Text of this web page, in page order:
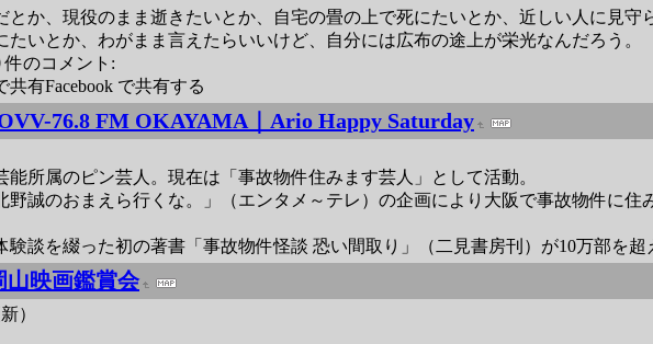
とか、現役のまま逝きたいとか、自宅の畳の上で死にたいとか、近しい人に見
たいとか、わがまま言えたらいいけど、自分には広布の途上が栄光なんだろう。
件のコメント:
有Facebook で共有する
76.8 FM OKAYAMA｜Ario Happy Saturday
所属のピン芸人。現在は「事故物件住みます芸人」として活動。
野誠のおまえら行くな。」（エンタメ～テレ）の企画により大阪で事故物件に
験談を綴った初の著書「事故物件怪談 恐い間取り」（二見書房刊）が10万部を超
山映画鑑賞会
）